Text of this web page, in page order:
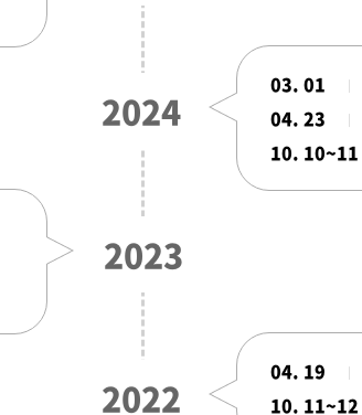
2024
03. 01
04. 23
10. 10~11
2023
2022
04. 19
10. 11~12